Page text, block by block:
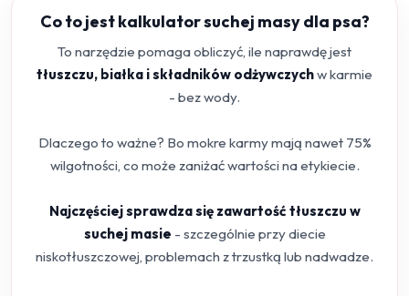
Co to jest kalkulator suchej masy dla psa?
To narzędzie pomaga obliczyć, ile naprawdę jest
tłuszczu, białka i składników odżywczychw karmie
- bez wody.
Dlaczego to ważne? Bo mokre karmy mają nawet 75%
wilgotności, co może zaniżać wartości na etykiecie.
Najczęściej sprawdza się zawartość tłuszczu w
suchej masie - szczególnie przy diecie
niskotłuszczowej, problemach z trzustką lub nadwadze.